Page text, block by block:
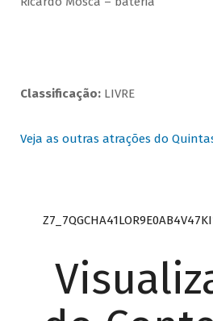
Classificação: LIVRE
Veja as outras atrações do